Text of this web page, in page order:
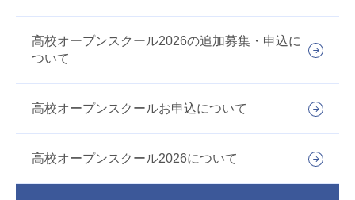
高校オープンスクール2026の追加募集・申込に
ついて
高校オープンスクールお申込について
高校オープンスクール2026について